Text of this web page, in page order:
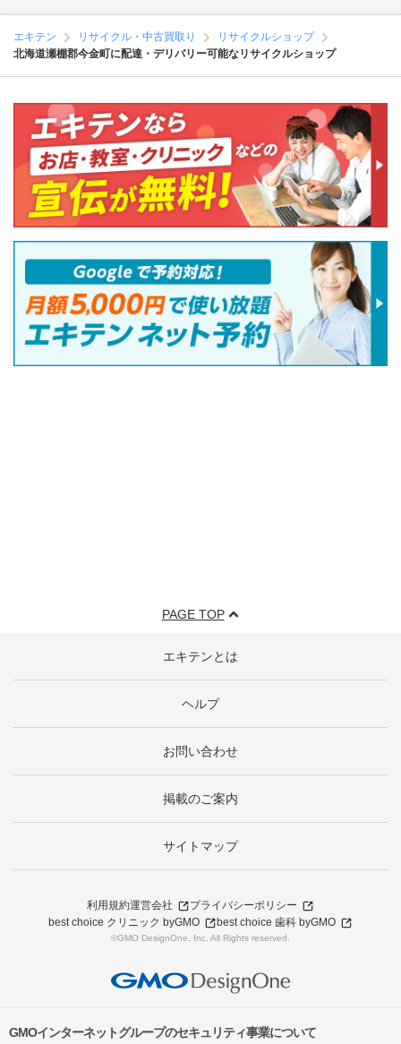
エキテン リサイクル・中古買取り
リサイクルショップ
北海道瀬棚郡今金町に配達・デリバリー可能なリサイクルショップ
PAGE TOP
エキテンとは
ヘルプ
お問い合わせ
掲載のご案内
サイトマップ
利用規約運営会社
プライバシーポリシー
best choice クリニック byGMO
best choice 歯科 byGMO
©GMO DesignOne, Inc. All Rights reserved.
GMOインターネットグループのセキュリティ事業について